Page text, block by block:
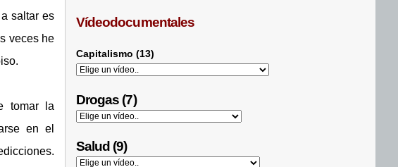
saltar es
veces he
tomar la
en el
Vídeodocumentales
Capitalismo (13)
Drogas (7)
Salud (9)